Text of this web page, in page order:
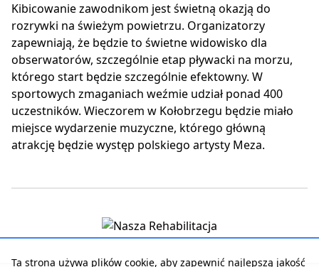
Kibicowanie zawodnikom jest świetną okazją do
rozrywki na świeżym powietrzu. Organizatorzy
zapewniają, że będzie to świetne widowisko dla
obserwatorów, szczególnie etap pływacki na morzu,
którego start będzie szczególnie efektowny. W
sportowych zmaganiach weźmie udział ponad 400
uczestników. Wieczorem w Kołobrzegu będzie miało
miejsce wydarzenie muzyczne, którego główną
atrakcję będzie występ polskiego artysty Meza.
Ta strona używa plików cookie, aby zapewnić najlepszą jakość